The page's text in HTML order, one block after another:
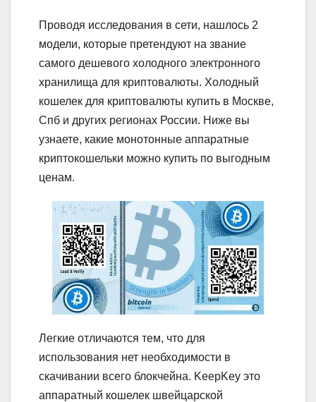
Проводя исследования в сети, нашлось 2
модели, которые претендуют на звание
самого дешевого холодного электронного
хранилища для криптовалюты. Холодный
кошелек для криптовалюты купить в Москве,
Спб и других регионах России. Ниже вы
узнаете, какие монотонные аппаратные
криптокошельки можно купить по выгодным
ценам.
Легкие отличаются тем, что для
использования нет необходимости в
скачивании всего блокчейна. KeepKey это
аппаратный кошелек швейцарской